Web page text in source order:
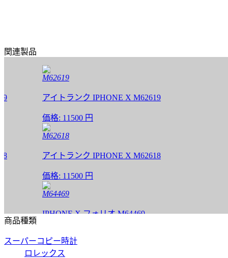
関連製品
M62619
アイトランク IPHONE X M62619
価格:11500 円
M62618
アイトランク IPHONE X M62618
価格:11500 円
M64469
IPHONE X フォリオ M64469
M64468
商品種類
スーパーコピー時計
ロレックス